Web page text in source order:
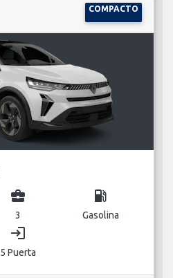
COMPACTO
business_center
3
local_gas_station
Gasolina
login
5 Puerta